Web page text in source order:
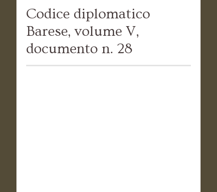
Codice diplomatico
Barese, volume V,
documento n. 28